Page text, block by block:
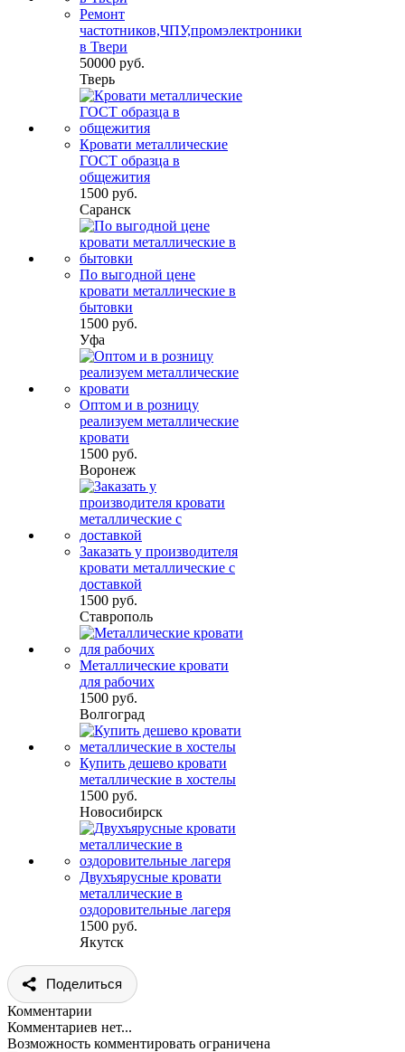
Ремонт
частотников,ЧПУ,промэлектроники
в Твери
50000 руб.
Тверь
Кровати металлические
ГОСТ образца в
общежития
1500 руб.
Саранск
По выгодной цене
кровати металлические в
бытовки
1500 руб.
Уфа
Оптом и в розницу
реализуем металлические
кровати
1500 руб.
Воронеж
Заказать у производителя
кровати металлические с
доставкой
1500 руб.
Ставрополь
Металлические кровати
для рабочих
1500 руб.
Волгоград
Купить дешево кровати
металлические в хостелы
1500 руб.
Новосибирск
Двухъярусные кровати
металлические в
оздоровительные лагеря
1500 руб.
Якутск
Поделиться
Комментарии
Комментариев нет...
Возможность комментировать ограничена